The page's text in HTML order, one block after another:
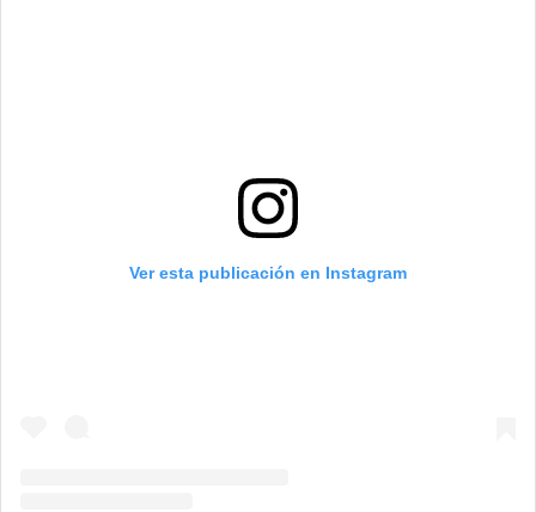
Ver esta publicación en Instagram